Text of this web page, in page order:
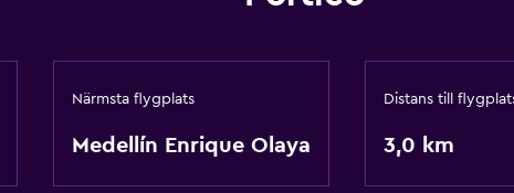
Närmsta flygplats
Medellín Enrique Olaya
Distans till
3,0 km